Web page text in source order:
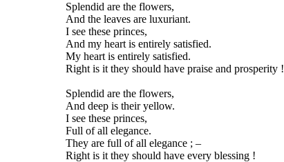
Splendid are the flowers,
And the leaves are luxuriant.
I see these princes,
And my heart is entirely satisfied.
My heart is entirely satisfied.
Right is it they should have praise and prosperity !
Splendid are the flowers,
And deep is their yellow.
I see these princes,
Full of all elegance.
They are full of all elegance ; –
Right is it they should have every blessing !